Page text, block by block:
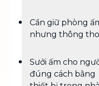
Cần giữ phòng
nhưng thông
Sưởi ấm cho
đúng cách bằng